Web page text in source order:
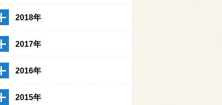
2018年
2017年
2016年
2015年